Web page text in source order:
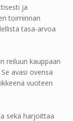
ja
toiminnan
tasa-arvoa
reiluun kauppaan
avasi ovensa
vuoteen
sekä harjoittaa